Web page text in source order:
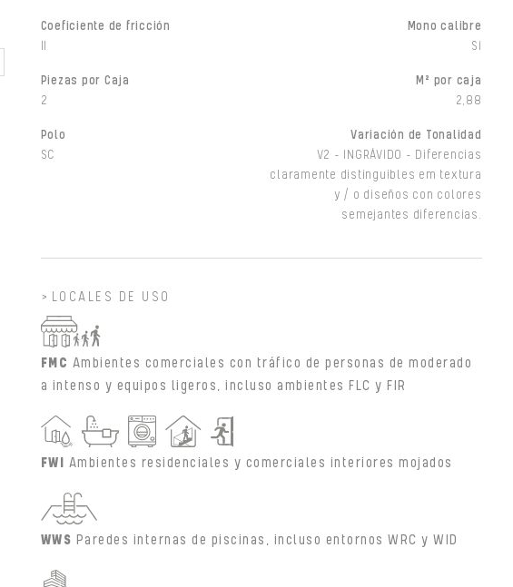
Coeficiente de fricción
Mono calibre
Sí
Piezas por Caja
2
M² por caja
2,88
Polo
SC
Variación de Tonalidad
V2 - INGRÁVIDO - Diferencias
claramente distinguibles em textura
y / o diseños con colores
semejantes diferencias.
LOCALES DE USO
FMC Ambientes comerciales con tráfico de personas de moderado
a intenso y equipos ligeros, incluso ambientes FLC y FIR
FWI Ambientes residenciales y comerciales interiores mojados
WWS Paredes internas de piscinas, incluso entornos WRC y WID